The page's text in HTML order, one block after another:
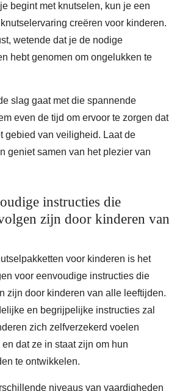
begint met knutselen, kun je een
creëren voor kinderen.
wetende dat je de nodige
hebt genomen om ongelukken te
slag gaat met die spannende
even de tijd om ervoor te zorgen dat
gebied van veiligheid. Laat de
geniet samen van het plezier van
instructies die
zijn door kinderen van
voor kinderen is het
voor eenvoudige instructies die
zijn door kinderen van alle leeftijden.
en begrijpelijke instructies zal
zich zelfverzekerd voelen
dat ze in staat zijn om hun
te ontwikkelen.
niveaus van vaardigheden